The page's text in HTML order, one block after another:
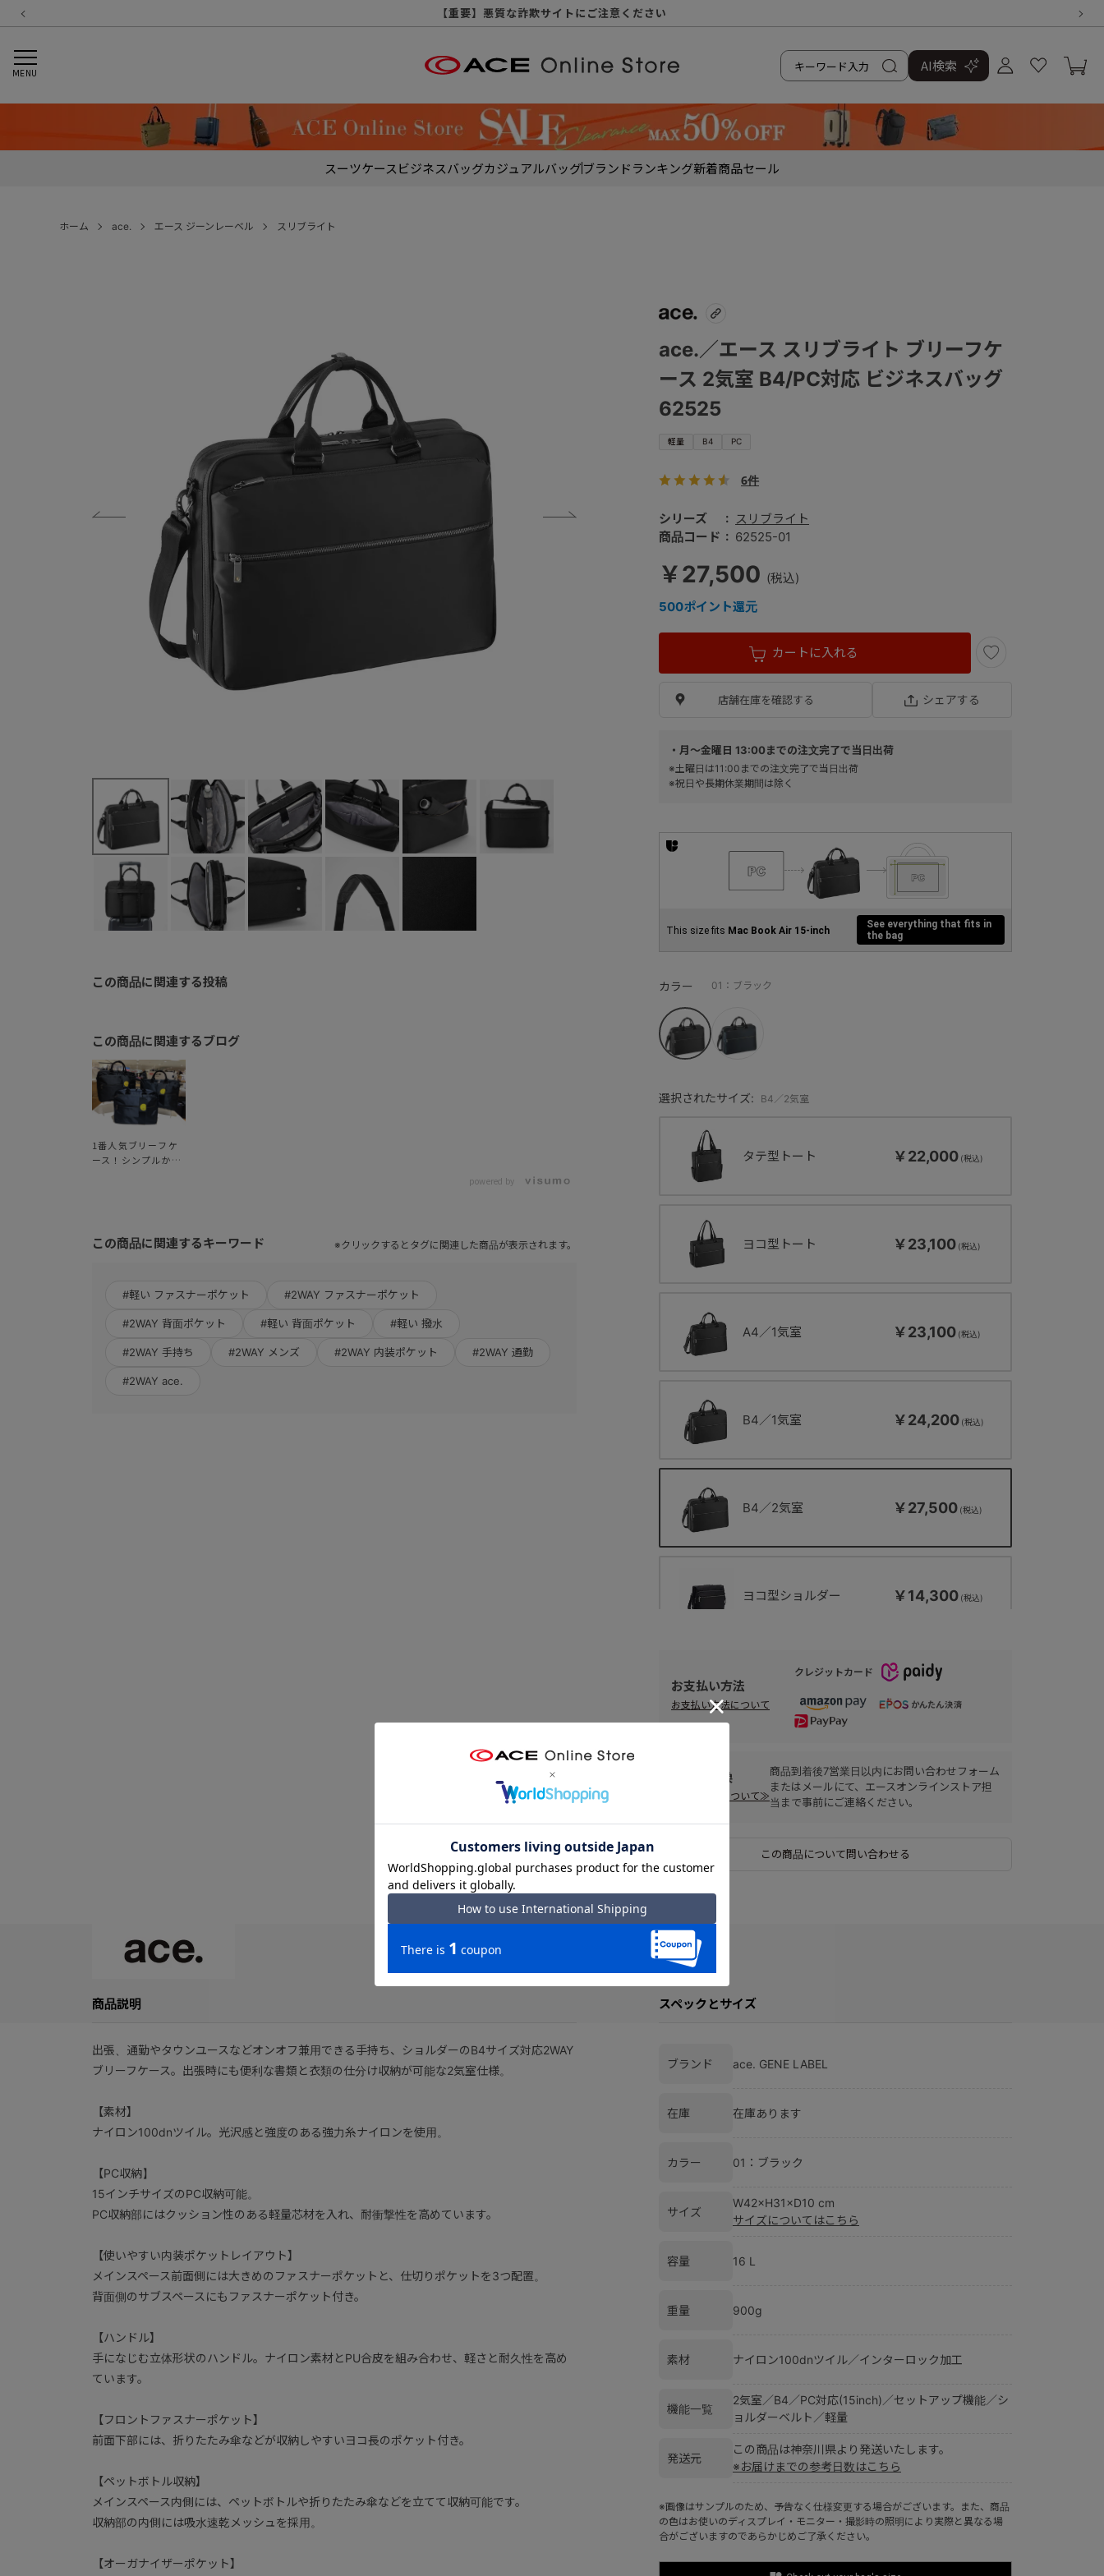
【重要】令和８年熊本地震に伴う配送への影響について
【重要】納品書・領収書ペーパーレス化（電子化）のお知らせ
【重要】天候不良や交通状況・物量増等に伴う配送への影響について
【重要】悪質な詐欺サイトにご注意ください
【重要】各種メールが届かない場合に関しまして
【重要】お問い合わせのご対応に関しまして
【重要】SNSのなりすまし詐欺にご注意ください
MENU AI検索
スーツケースビジネスバッグカジュアルバッグブランドランキング新着商品セール
ホーム ace. エース ジーンレーベル スリブライト
この商品に関連する投稿
この商品に関連するブログ
1番人気ブリーフケ
ース！シンプルかつ
powered by
この商品に関連するキーワード ※クリックするとタグに関連した商品が表示されます。
#軽い ファスナーポケット #2WAY ファスナーポケット
#2WAY 背面ポケット #軽い 背面ポケット #軽い 撥水
#2WAY 手持ち #2WAY メンズ #2WAY 内装ポケット #2WAY 通勤
#2WAY ace.
軽量 B4 PC
ace.／エース スリブライト ブリーフケ
ース 2気室 B4/PC対応 ビジネスバッグ
62525
シリーズ スリブライト
6件
選択されたサイズ: B4／2気室
商品コード 62525-01
￥27,500
500ポイント還元
タテ型トート ￥22,000
ヨコ型トート ￥23,100
A4／1気室 ￥23,100
B4／1気室 ￥24,200
B4／2気室 ￥27,500
ヨコ型ショルダー ￥14,300
タテ型ショルダー ￥15,400
カラー 01：ブラック
This size fits Mac Book Air 15-inch
See everything that fits in
the bag
カートに入れる
・月～金曜日 13:00までの注文完了で当日出荷
※土曜日は11:00までの注文完了で当日出荷
※祝日や長期休業期間は除く
この商品について問い合わせる
返品・交換
返品・交換について≫
商品到着後7営業日以内にお問い合わせフォーム
またはメールにて、エースオンラインストア担
当まで事前にご連絡ください。
店舗在庫を確認する シェアする
お支払い方法
お支払い方法について
クレジットカード
商品説明
出張、通勤やタウンユースなどオンオフ兼用できる手持ち、ショルダーのB4サイズ対応2WAY
ブリーフケース。出張時にも便利な書類と衣類の仕分け収納が可能な2気室仕様。
【素材】
ナイロン100dnツイル。光沢感と強度のある強力糸ナイロンを使用。
【PC収納】
15インチサイズのPC収納可能。
PC収納部にはクッション性のある軽量芯材を入れ、耐衝撃性を高めています。
【使いやすい内装ポケットレイアウト】
メインスペース前面側には大きめのファスナーポケットと、仕切りポケットを3つ配置。
背面側のサブスペースにもファスナーポケット付き。
【ハンドル】
手になじむ立体形状のハンドル。ナイロン素材とPU合皮を組み合わせ、軽さと耐久性を高め
ています。
【フロントファスナーポケット】
前面下部には、折りたたみ傘などが収納しやすいヨコ長のポケット付き。
【ペットボトル収納】
メインスペース内側には、ペットボトルや折りたたみ傘などを立てて収納可能です。
収納部の内側には吸水速乾メッシュを採用。
【オーガナイザーポケット】
スペックとサイズ
ブランド ace. GENE LABEL
発送元
この商品は神奈川県より発送いたします。
※お届けまでの参考日数はこちら
カラー 01：ブラック
在庫 在庫あります
サイズ
W42×H31×D10 cm
サイズについてはこちら
容量 16 L
重量 900g
素材 ナイロン100dnツイル／インターロック加工
機能一覧
2気室／B4／PC対応(15inch)／セットアップ機能／シ
ョルダーベルト／軽量
※画像はサンプルのため、予告なく仕様変更する場合がございます。また、商品
の色はお使いのディスプレイ・モニター・撮影時の照明により実際と異なる場
合がございますのであらかじめご了承ください。